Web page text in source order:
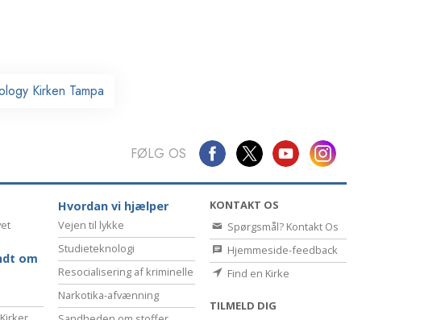
Kirken Tampa
FØLG OS
om
Hvordan vi hjælper
Vejen til lykke
Studieteknologi
Resocialisering af kriminelle
Narkotika-afvænning
KONTAKT OS
Spørgsmål? Kontakt Os
Hjemmeside-feedback
Find en Kirke
TILMELD DIG